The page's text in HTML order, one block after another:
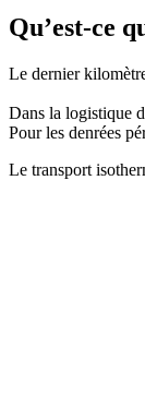
Qu’est-ce
Le dernier
Dans la logistique
Pour les denrées
Le transport